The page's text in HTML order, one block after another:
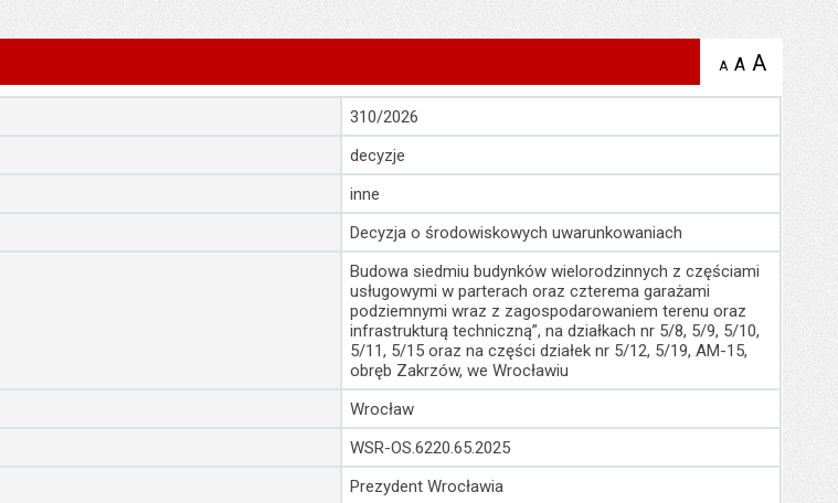
A zmniejsz
stronie
A domyślna
A
tekst
310/2026
decyzje
inne
Decyzja o środowiskowych uwarunkowaniach
Budowa siedmiu budynków wielorodzinnych z częściami
usługowymi w parterach oraz czterema garażami
podziemnymi wraz z zagospodarowaniem terenu oraz
infrastrukturą techniczną”, na działkach nr 5/8, 5/9, 5/10,
5/11, 5/15 oraz na części działek nr 5/12, 5/19, AM-15,
obręb Zakrzów, we Wrocławiu
Wrocław
WSR-OS.6220.65.2025
Prezydent Wrocławia